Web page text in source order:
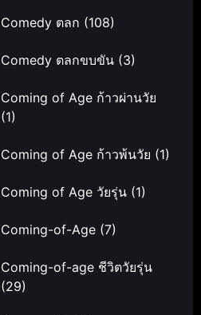
Comedy ตลก (108)
Comedy ตลกขบขัน (3)
Coming of Age ก้าวผ่านวัย
(1)
Coming of Age ก้าวพ้นวัย (1)
Coming of Age วัยรุ่น (1)
Coming-of-Age (7)
Coming-of-age ชีวิตวัยรุ่น
(29)